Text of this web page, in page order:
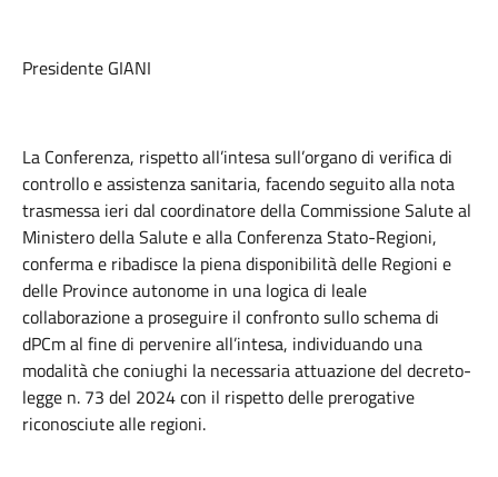
Presidente GIANI
La Conferenza, rispetto all’intesa sull’organo di verifica di
controllo e assistenza sanitaria, facendo seguito alla nota
trasmessa ieri dal coordinatore della Commissione Salute al
Ministero della Salute e alla Conferenza Stato-Regioni,
conferma e ribadisce la piena disponibilità delle Regioni e
delle Province autonome in una logica di leale
collaborazione a proseguire il confronto sullo schema di
dPCm al fine di pervenire all’intesa, individuando una
modalità che coniughi la necessaria attuazione del decreto-
legge n. 73 del 2024 con il rispetto delle prerogative
riconosciute alle regioni.